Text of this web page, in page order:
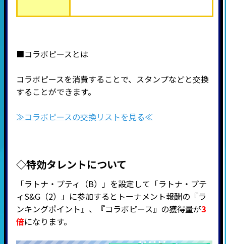
■コラボピースとは
コラボピースを消費することで、スタンプなどと交換
することができます。
≫コラボピースの交換リストを見る≪
◇特効タレントについて
「ラトナ・プティ（B）」を設定して「ラトナ・プテ
ィS&G（2）」に参加するとトーナメント報酬の『ラ
ンキングポイント』、『コラボピース』の獲得量が3
倍になります。